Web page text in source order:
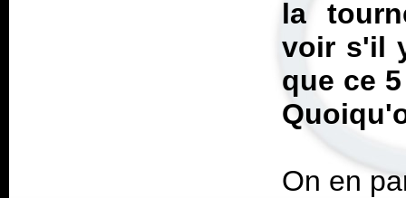
la
voir s'il
que ce
On en